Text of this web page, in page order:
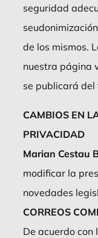
seguridad
de los mismos.
nuestra página
se publicará del
CAMBIOS EN
PRIVACIDAD
Marian Cestau
modificar la
novedades
CORREOS
De acuerdo con